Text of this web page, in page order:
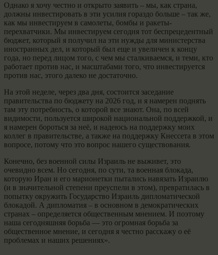
Однако я хочу честно и открыто заявить – мы, как страна,
должны инвестировать в эти усилия гораздо больше – так же,
как мы инвестируем в самолеты, бомбы и ракеты-
перехватчики. Мы инвестируем сегодня тот беспрецедентный
бюджет, который я получил на эти нужды для министерства
иностранных дел, и который был еще и увеличен к концу
года, но перед лицом того, с чем мы сталкиваемся, и теми, кто
работает против нас, и масштабами того, что инвестируется
против нас, этого далеко не достаточно.
На этой неделе, через два дня, состоится заседание
правительства по бюджету на 2026 год, и я намерен поднять
там эту потребность, о которой все знают. Она, по всей
видимости, пользуется широкой национальной поддержкой, и
я намерен бороться за неё, и надеюсь на поддержку моих
коллег в правительстве, а также на поддержку Кнессета в этом
вопросе, потому что это вопрос нашего существования.
Конечно, без военной силы Израиль не выживет, это
очевидно всем. Но сегодня, по сути, та военная блокада,
которую Иран и его марионетки пытались навязать Израилю
(и в значительной степени преуспели в этом), превратилась в
попытку окружить Государство Израиль дипломатической
блокадой. А дипломатия – в основном в демократических
странах – определяется общественным мнением. И поэтому
наша сегодняшняя борьба — это огромная борьба за
общественное мнение, и сегодня я честно расскажу о её
проблемах и наших решениях».